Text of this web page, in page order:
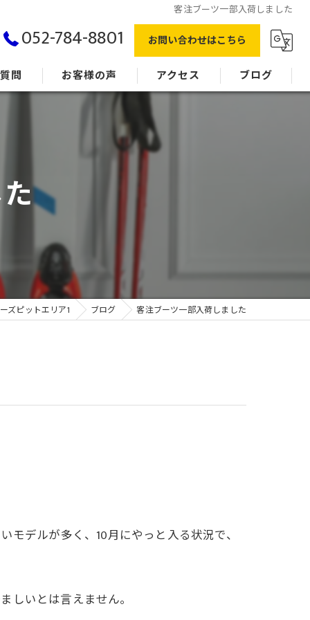
客注ブーツ一部入荷しました
052-784-8801 お問い合わせはこちら
問 お客様の声 アクセス ブログ
ズピットエリア1 ブログ 客注ブーツ一部入荷しました
デルが多く、10月にやっと入る状況で、
しいとは言えません。